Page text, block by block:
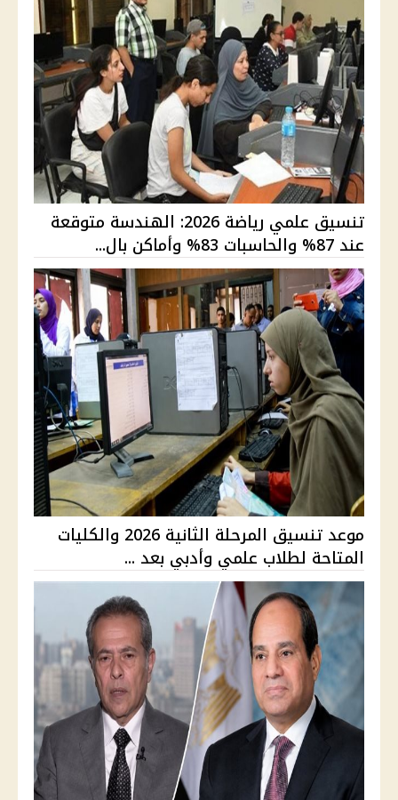
تنسيق علمي رياضة 2026: الهندسة متوقعة
عند 87% والحاسبات 83% وأماكن بال...
موعد تنسيق المرحلة الثانية 2026 والكليات
المتاحة لطلاب علمي وأدبي بعد ...